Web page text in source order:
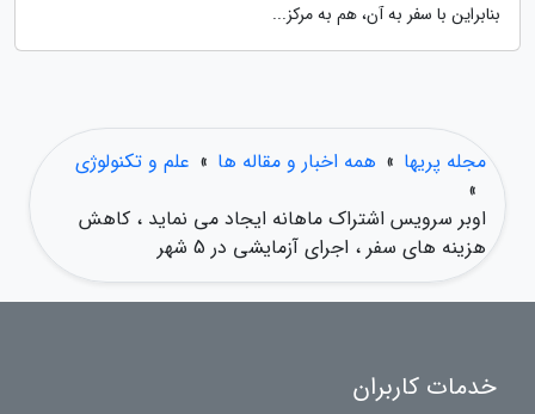
بنابراین با سفر به آن، هم به مرکز...
مجله پریها » همه اخبار و مقاله ها » علم و تکنولوژی
»
اوبر سرویس اشتراک ماهانه ایجاد می نماید ، کاهش
هزینه های سفر ، اجرای آزمایشی در 5 شهر
خدمات کاربران